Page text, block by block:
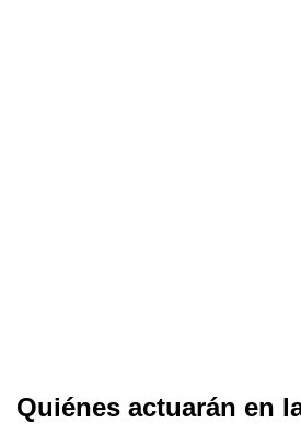
Quiénes actuarán en